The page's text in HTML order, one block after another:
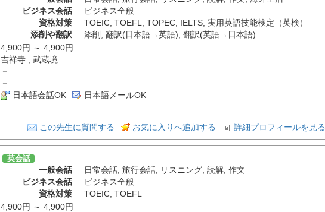
ビジネス会話
ビジネス全般
資格対策
TOEIC, TOEFL TOPEC, IELTS, 実用英語技能検定（英検）
添削や翻訳
添削 翻訳(日本語→英語) 翻訳(英語→日本語)
4,900円 ～ 4,900円
吉祥寺 , 武蔵境
－
－
日本語会話OK 日本語メールOK
この先生に質問する お気に入りへ追加する 詳細プロフィールを見る
英会話
一般会話 日常会話, 旅行会話, リスニング, 読解, 作文
ビジネス会話
ビジネス全般
資格対策
TOEIC, TOEFL
4,900円 ～ 4,900円